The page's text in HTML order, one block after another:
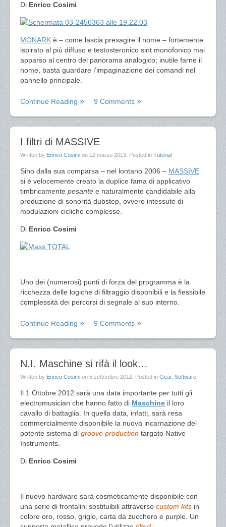
Di Enrico Cosimi
MONARK è – come lascia presagire il nome – fortemente
ispirato al più diffuso e testosteronico sint monofonico mai
apparso al centro del panorama analogico; inutile farne il
nome, basta guardare l’impaginazione dei comandi nel
pannello principale.
Continue Reading 9 Comments
I filtri di MASSIVE
Written by Enrico Cosimi on 12 marzo 2013 . Posted in Tutorial
Sino dalla sua comparsa – nel lontano 2006 – MASSIVE
si è velocemente creato la duplice fama di applicativo
timbricamente pesante e naturalmente candidabile alla
produzione di sonorità dubstep, ovvero intessute di
modulazioni cicliche complesse.
Di Enrico Cosimi
Uno dei (numerosi) punti di forza del programma è la
ricchezza delle logiche di filtraggio disponibili e la flessibile
complessità dei percorsi di segnale al suo interno.
Continue Reading 9 Comments
N.I. Maschine si rifà il look…
Written by Enrico Cosimi on 5 settembre 2012 . Posted in Gear, Software
Il 1 Ottobre 2012 sarà una data importante per tutti gli
electromusician che hanno fatto di Maschine il loro
cavallo di battaglia. In quella data, infatti, sarà resa
commercialmente disponibile la nuova incarnazione del
potente sistema di groove production targato Native
Instruments.
Di Enrico Cosimi
Il nuovo hardware sarà cosmeticamente disponibile con
una serie di frontalini sostituibili attraverso custom kits in
colore oro, rosso, grigio, carta da zucchero e purple. Un